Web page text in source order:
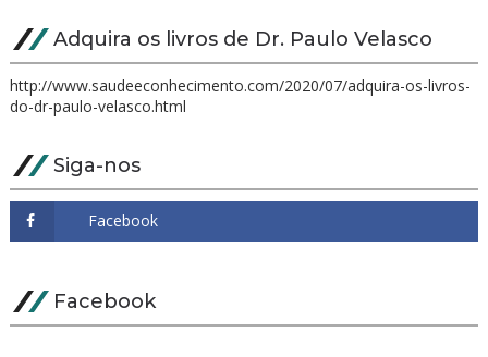
Adquira os livros de Dr. Paulo Velasco
http://www.saudeeconhecimento.com/2020/07/adquira-os-livros-
do-dr-paulo-velasco.html
Siga-nos
Facebook